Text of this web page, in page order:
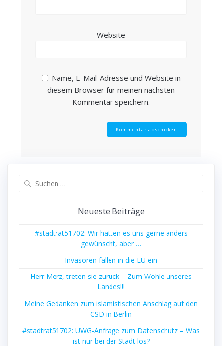
Website
Name, E-Mail-Adresse und Website in
diesem Browser für meinen nächsten
Kommentar speichern.
Neueste Beiträge
#stadtrat51702: Wir hätten es uns gerne anders
gewünscht, aber …
Invasoren fallen in die EU ein
Herr Merz, treten sie zurück – Zum Wohle unseres
Landes!!!
Meine Gedanken zum islamistischen Anschlag auf den
CSD in Berlin
#stadtrat51702: UWG-Anfrage zum Datenschutz – Was
ist nur bei der Stadt los?